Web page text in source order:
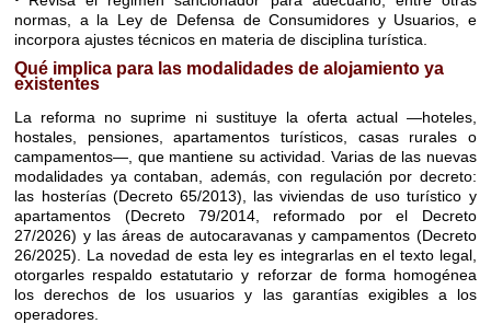
normas, a la Ley de Defensa de Consumidores y Usuarios, e
incorpora ajustes técnicos en materia de disciplina turística.
Qué implica para las modalidades de alojamiento ya
existentes
La reforma no suprime ni sustituye la oferta actual —hoteles,
hostales, pensiones, apartamentos turísticos, casas rurales o
campamentos—, que mantiene su actividad. Varias de las nuevas
modalidades ya contaban, además, con regulación por decreto:
las hosterías (Decreto 65/2013), las viviendas de uso turístico y
apartamentos (Decreto 79/2014, reformado por el Decreto
27/2026) y las áreas de autocaravanas y campamentos (Decreto
26/2025). La novedad de esta ley es integrarlas en el texto legal,
otorgarles respaldo estatutario y reforzar de forma homogénea
los derechos de los usuarios y las garantías exigibles a los
operadores.